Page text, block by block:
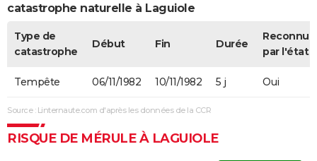
catastrophe naturelle à Laguiole
Type de
catastrophe
Début Fin Durée
Reconnue
par l'état
Tempête 06/11/1982 10/11/1982 5 j Oui
Source : Linternaute.com d'après les données de la CCR
RISQUE DE MÉRULE À LAGUIOLE